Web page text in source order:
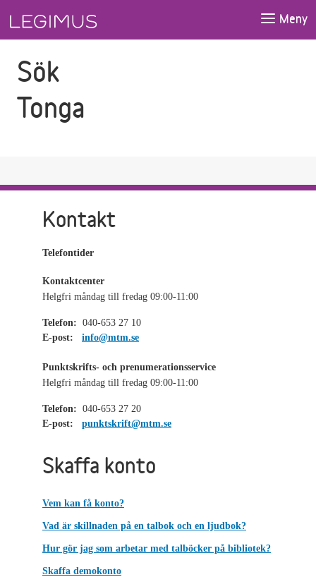
Meny
Sök
Tonga
Kontakt
Telefontider
Kontaktcenter
Helgfri måndag till fredag 09:00-11:00
Telefon: 040-653 27 10
E-post:
info@mtm.se
Punktskrifts- och prenumerationsservice
Helgfri måndag till fredag 09:00-11:00
Telefon: 040-653 27 20
E-post:
punktskrift@mtm.se
Skaffa konto
Vem kan få konto?
Vad är skillnaden på en talbok och en ljudbok?
Hur gör jag som arbetar med talböcker på bibliotek?
Skaffa demokonto